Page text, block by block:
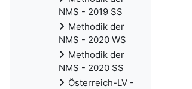
NMS - 2019 SS
Methodik der
NMS - 2020 WS
Methodik der
NMS - 2020 SS
Österreich-LV -